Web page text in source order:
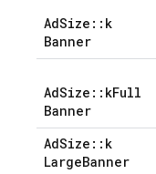
AdSize :: k
Banner
AdSize :: kFull
Banner
AdSize :: k
LargeBanner